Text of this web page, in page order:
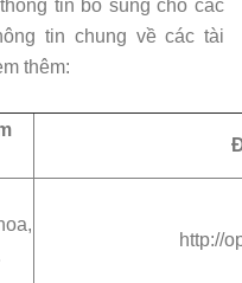
tin bổ sung cho các
tin chung về các tài
thêm:
http://